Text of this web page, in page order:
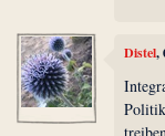
Distel,